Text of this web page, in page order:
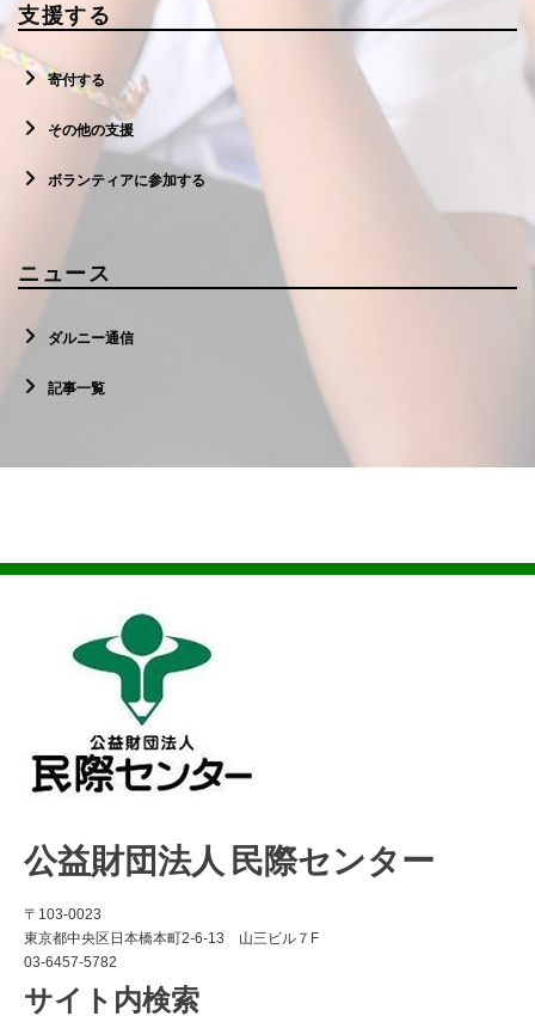
支援する
寄付する
その他の支援
ボランティアに参加する
ニュース
ダルニー通信
記事一覧
公益財団法人 民際センター
〒103-0023
東京都中央区日本橋本町2-6-13 山三ビル７F
03-6457-5782
サイト内検索